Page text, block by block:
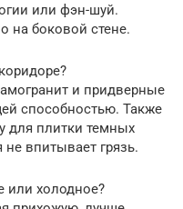
или фэн-шуй.
на боковой стене.
и придверные
способностью. Также
для плитки темных
впитывает грязь.
или холодное?